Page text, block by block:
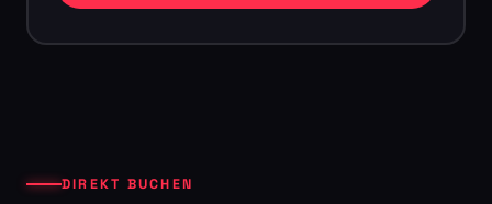
DIREKT BUCHEN